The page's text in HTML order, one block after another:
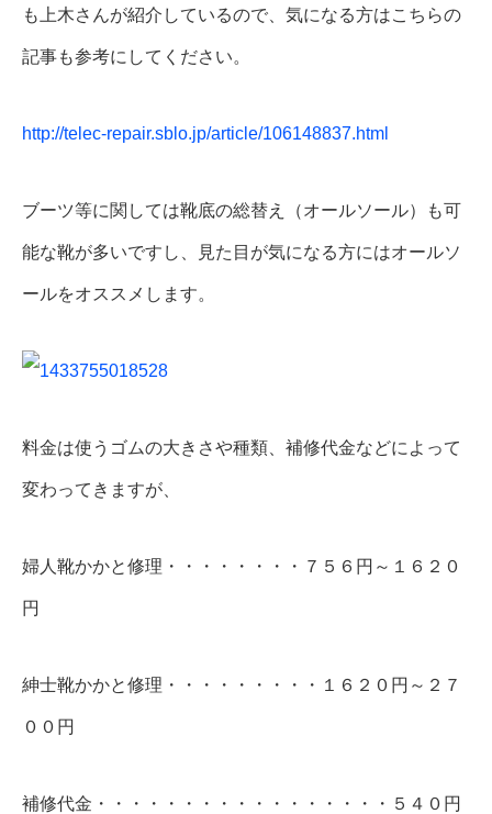
も上木さんが紹介しているので、気になる方はこちらの
記事も参考にしてください。
http://telec-repair.sblo.jp/article/106148837.html
ブーツ等に関しては靴底の総替え（オールソール）も可
能な靴が多いですし、見た目が気になる方にはオールソ
ールをオススメします。
料金は使うゴムの大きさや種類、補修代金などによって
変わってきますが、
婦人靴かかと修理・・・・・・・・７５６円～１６２０
円
紳士靴かかと修理・・・・・・・・・１６２０円～２７
００円
補修代金・・・・・・・・・・・・・・・・・５４０円